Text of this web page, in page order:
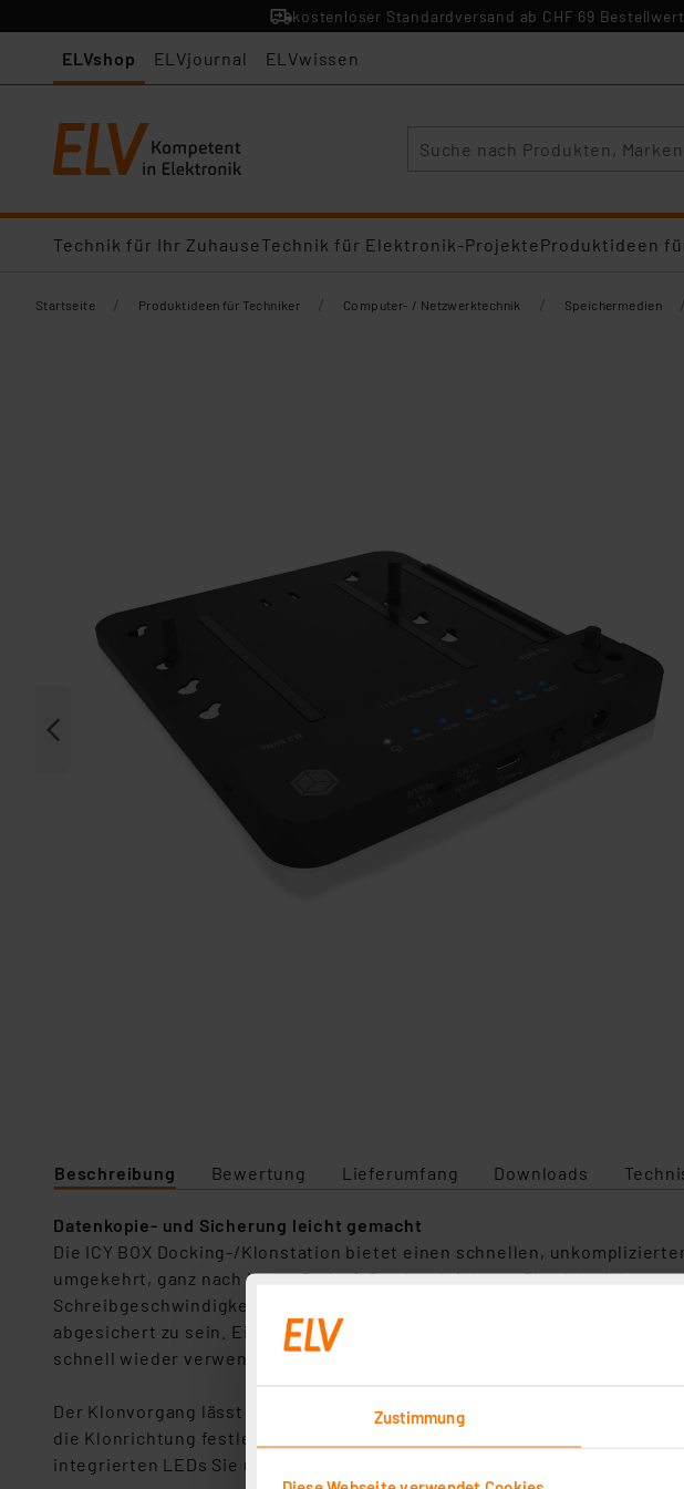
Zustimmung
kostenloser Standardversand ab CHF 69 Bestellwert
ELVshop ELVjournal ELVwissen
Technik für Ihr ZuhauseTechnik für Elektronik-ProjekteProduktideen
Startseite / Produktideen für Techniker / Computer- / Netzwerktechnik / Speichermedien /
Beschreibung Bewertung Lieferumfang Downloads
Datenkopie- und Sicherung leicht gemacht
Die ICY BOX Docking-/Klonstation bietet einen schnellen,
umgekehrt, ganz nach Ihrem Bedarf. Somit erleichtern Sie sich nicht
Schreibgeschwindigkeiten, sondern erschaffen auch ganz leicht
abgesichert zu sein. Eine Kopie Ihres bootfähigen Speichermediums
schnell wieder verwenden können.
Der Klonvorgang lässt sich komplett ohne den Einsatz eines
die Klonrichtung festlegen (SATA zu NVMe oder umgekehrt) und den
integrierten LEDs Sie über den aktuellen Fortschritt auf dem Laufenden